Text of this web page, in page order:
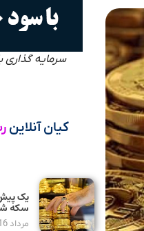
سرمایه گذاری با سود
کیان آنلاین
یک
سکه شنبه ۱۷
مرداد 16, 1405